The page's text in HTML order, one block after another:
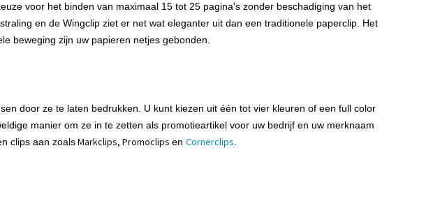
voor het binden van maximaal 15 tot 25 pagina's zonder beschadiging van het
en de Wingclip ziet er net wat eleganter uit dan een traditionele paperclip. Het
beweging zijn uw papieren netjes gebonden.
door ze te laten bedrukken. U kunt kiezen uit één tot vier kleuren of een full color
manier om ze in te zetten alspromotieartikel voor uw bedrijf en uw merknaam
clips aan zoals Markclips, Promoclips en Cornerclips.